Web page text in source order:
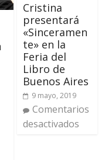
Cristina
presentará
«Sinceramen
te» en la
Feria del
Libro de
Buenos Aires
9 mayo, 2019
Comentarios
desactivados